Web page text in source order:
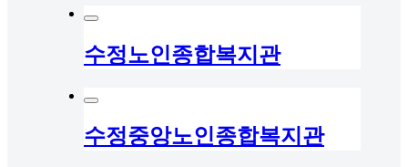
수정노인종합복지관
수정중앙노인종합복지관